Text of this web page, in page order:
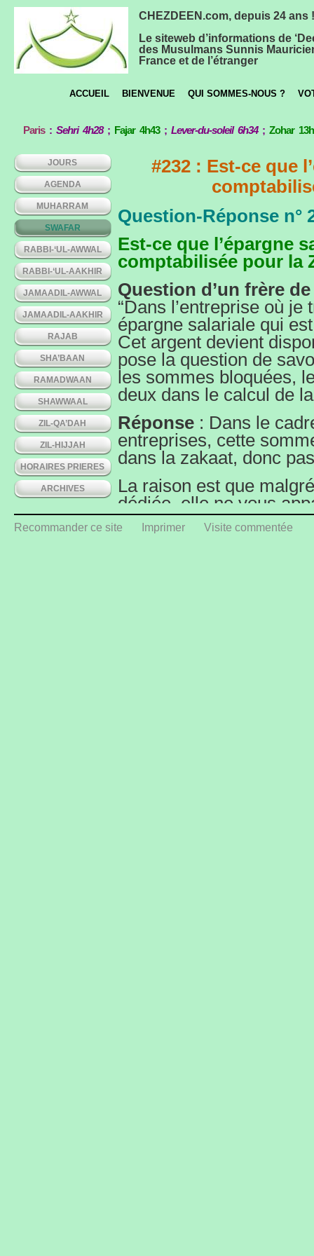
CHEZDEEN.com, depuis 24 ans !
Le siteweb d’informations de
des Musulmans Sunnis
France et de l’étranger
ACCUEIL BIENVENUE QUI SOMMES-NOUS ?
Paris:Sehri 4h28; Fajar 4h43;Lever-du-soleil 6h34;Zohar
JOURS
AGENDA
MUHARRAM
SWAFAR
RABBI-‘UL-AWWAL
RABBI-‘UL-AAKHIR
JAMAADIL-AWWAL
JAMAADIL-AAKHIR
RAJAB
SHA’BAAN
RAMADWAAN
SHAWWAAL
ZIL-QA’DAH
ZIL-HIJJAH
HORAIRES PRIERES
ARCHIVES
#232 : Est-ce que
Question-Réponse n°
Est-ce que l’épargne
comptabilisée pour la
Question d’un frère
“Dans l’entreprise où
épargne salariale qui
Cet argent devient
pose la question de
les sommes bloquées,
deux dans le calcul de
Réponse : Dans le
entreprises, cette
dans la zakaat, donc
La raison est que
dédiée, elle ne vous
complètement.
sur votre compte
Recommander ce site Imprimer Visite commentée